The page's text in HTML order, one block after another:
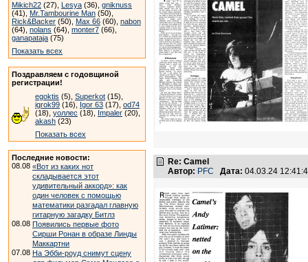
Mikich22 (27), Lesya (36), gniknuss
(41), Mr.Tambourine Man (50),
Rick&Backer (50), Max 66 (60), nabon
(64), nolans (64), monter7 (66),
ganapataja (75)
Показать всех
Поздравляем с годовщиной
регистрации!
egoktis (5), Superkot (15),
igrok99 (16), Igor 63 (17), od74
(18), уоллес (18), Impaler (20),
akash (23)
Показать всех
Последние новости:
08.08 «Вот из каких нот
складывается этот
удивительный аккорд»: как
один человек с помощью
математики разгадал главную
гитарную загадку Битлз
08.08 Появились первые фото
Сирши Ронан в образе Линды
Маккартни
07.08 На Эбби-роуд снимут сцену
Re: Camel
Автор: PFC Дата: 04.03.24